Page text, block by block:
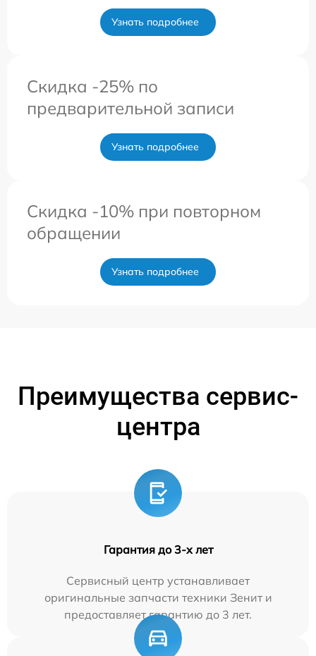
Узнать подробнее
Скидка -25% по
предварительной записи
Узнать подробнее
Скидка -10% при повторном
обращении
Узнать подробнее
Преимущества сервис-
центра
Гарантия до 3-х лет
Сервисный центр устанавливает
оригинальные запчасти техники Зенит и
предоставляет гарантию до 3 лет.